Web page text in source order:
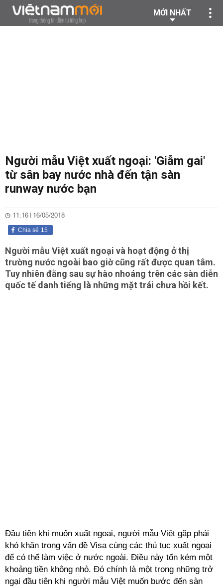
MỚI NHẤT
Người mẫu Việt xuất ngoại: 'Giẫm gai'
từ sân bay nước nhà đến tận sàn
runway nước bạn
11:16 | 16/05/2018
15
Chia sẻ
Người mẫu Việt xuất ngoại và hoạt động ở thị
trường nước ngoài bao giờ cũng rất được quan tâm.
Tuy nhiên đằng sau sự hào nhoáng trên các sàn diễn
quốc tế danh tiếng là những mặt trái chưa hồi kết.
Đầu tiên khi muốn xuất ngoại, người mẫu Việt gặp phải
khó khăn trong vấn đề Visa cùng các thủ tục xuất ngoại
để có thể làm việc ở nước ngoài. Điều này tốn kém một
khoảng tiền không nhỏ. Đó chính là một trong những trở
ngại đầu tiên khi người mẫu Việt muốn bước đến sàn